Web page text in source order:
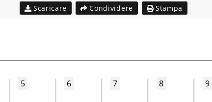
Scaricare Condividere Stampa
5 6 7 8 9